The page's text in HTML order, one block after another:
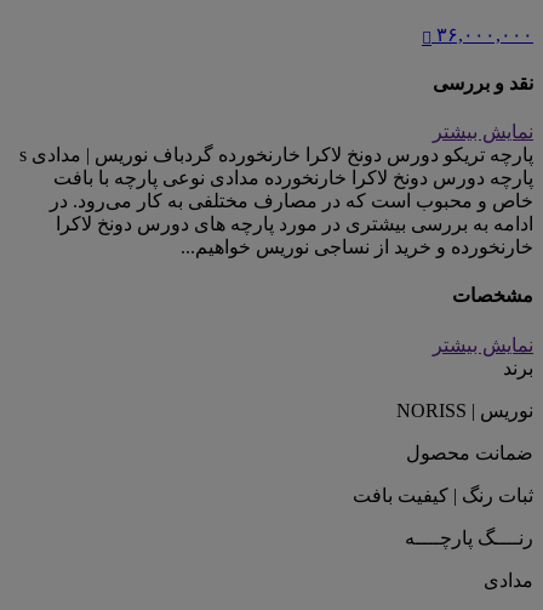
۳۶,۰۰۰,۰۰۰
نقد و بررسی
نمایش بیشتر
پارچه تریکو دورس دونخ لاکرا خارنخورده گردباف نوریس | مدادی s
پارچه دورس دونخ لاکرا خارنخورده مدادی نوعی پارچه با بافت
خاص و محبوب است که در مصارف مختلفی به کار می‌رود. در
ادامه به بررسی بیشتری در مورد پارچه های دورس دونخ لاکرا
خارنخورده و خرید از نساجی نوریس خواهیم...
مشخصات
نمایش بیشتر
برند
نوریس | NORISS
ضمانت محصول
ثبات رنگ | کیفیت بافت
رنــــگ پارچــــه
مدادی